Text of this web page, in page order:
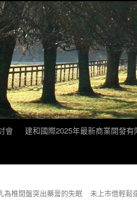
會 建和國際2025年最新商業開發有
為椎間盤突出藥膏的失眠
未上市借輕鬆